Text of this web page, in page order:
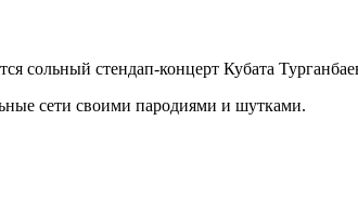
сольный стендап-концерт Кубата
сети своими пародиями и шутками.